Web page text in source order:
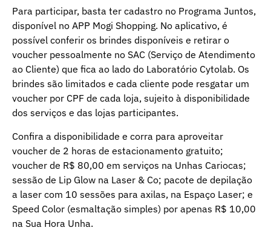
Para participar, basta ter cadastro no Programa Juntos,
disponível no APP Mogi Shopping. No aplicativo, é
possível conferir os brindes disponíveis e retirar o
voucher pessoalmente no SAC (Serviço de Atendimento
ao Cliente) que fica ao lado do Laboratório Cytolab. Os
brindes são limitados e cada cliente pode resgatar um
voucher por CPF de cada loja, sujeito à disponibilidade
dos serviços e das lojas participantes.
Confira a disponibilidade e corra para aproveitar
voucher de 2 horas de estacionamento gratuito;
voucher de R$ 80,00 em serviços na Unhas Cariocas;
sessão de Lip Glow na Laser & Co; pacote de depilação
a laser com 10 sessões para axilas, na Espaço Laser; e
Speed Color (esmaltação simples) por apenas R$ 10,00
na Sua Hora Unha.